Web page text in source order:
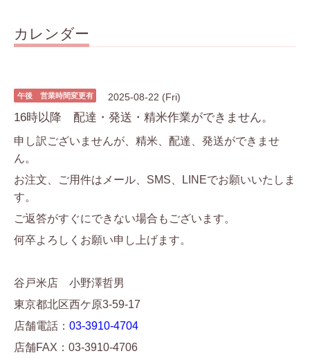
カレンダー
午後 営業時間変更有 2025-08-22 (Fri)
16時以降 配達・発送・精米作業ができません。
申し訳ございませんが、精米、配達、発送ができませ
ん。
お注文、ご用件はメール、SMS、LINEでお願いいたしま
す。
ご返答がすぐにできない場合もございます。
何卒よろしくお願い申し上げます。
谷戸米店 小野澤哲男
東京都北区西ケ原3-59-17
店舗電話： 03-3910-4704
店舗FAX：03-3910-4706